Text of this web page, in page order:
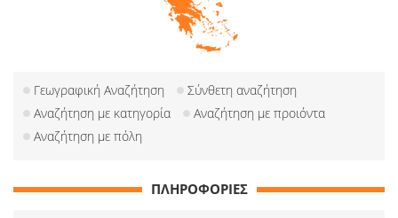
Γεωγραφική Αναζήτηση
Σύνθετη αναζήτηση
Αναζήτηση με κατηγορία
Αναζήτηση με προιόντα
Αναζήτηση με πόλη
ΠΛΗΡΟΦΟΡΙΕΣ